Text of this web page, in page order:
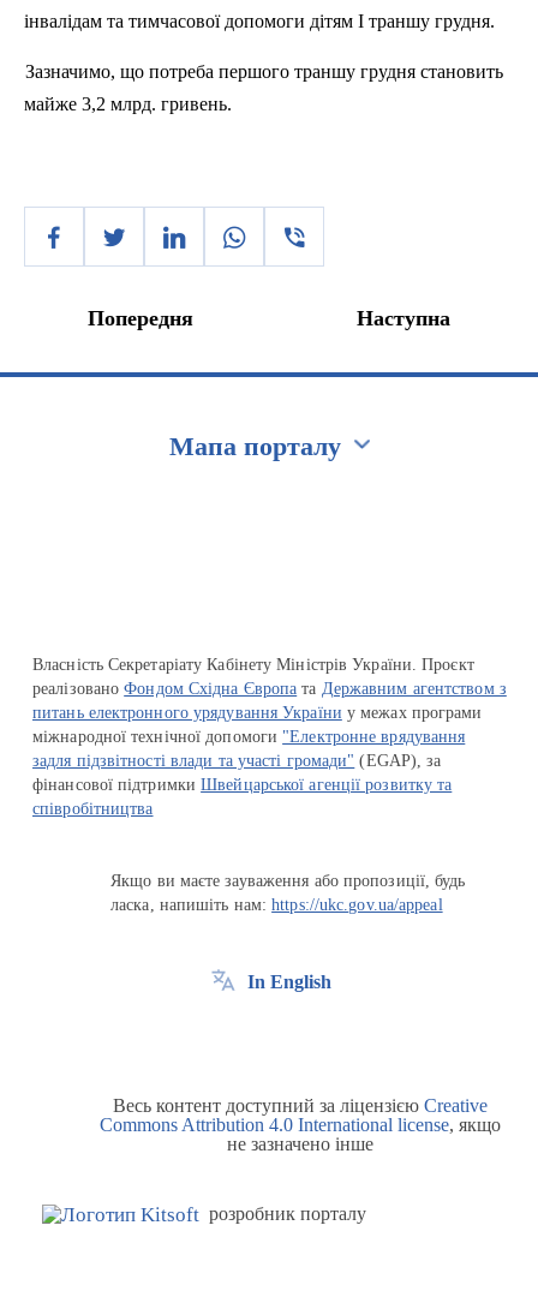
інвалідам та тимчасової допомоги дітям І траншу грудня.
Зазначимо, що потреба першого траншу грудня становить
майже 3,2 млрд. гривень.
Попередня Наступна
Мапа порталу
Власність Секретаріату Кабінету Міністрів України. Проєкт
реалізованоФондом Східна Європа та Державним агентством з
питань електронного урядування України у межах програми
міжнародної технічної допомоги "Електронне врядування
задля підзвітності влади та участі громади" (EGAP), за
фінансової підтримкиШвейцарської агенції розвитку та
співробітництва
Якщо ви маєте зауваження або пропозиції, будь
ласка, напишіть нам:https://ukc.gov.ua/appeal
In English
Весь контент доступний за ліцензією Creative
Commons Attribution 4.0 International license, якщо
не зазначено інше
розробник порталу